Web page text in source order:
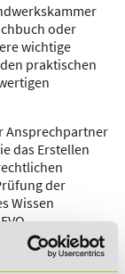
oder
wichtige
praktischen
Ansprechpartner
das Erstellen
der
Wissen
solltest.